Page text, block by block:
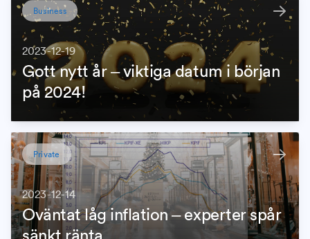
Business
2023-12-19
Gott nytt år – viktiga datum i början
på 2024!
Private
2023-12-14
Oväntat låg inflation – experter spår
sänkt ränta